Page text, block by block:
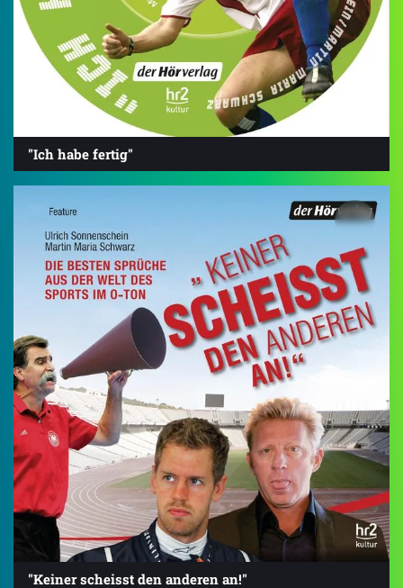
"Ich habe fertig"
"Keiner scheisst den anderen an!"